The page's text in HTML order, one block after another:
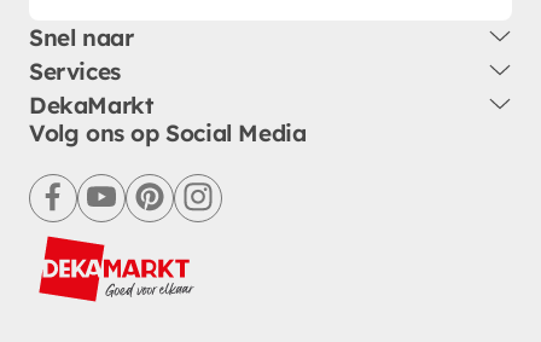
Snel naar
Services
DekaMarkt
Volg ons op Social Media
facebookyoutubepinterestinstagram